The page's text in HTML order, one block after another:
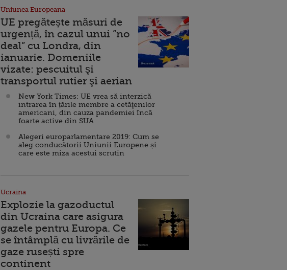
Uniunea Europeana
UE pregătește măsuri de
urgență, în cazul unui ”no
deal” cu Londra, din
ianuarie. Domeniile
vizate: pescuitul şi
transportul rutier şi aerian
New York Times: UE vrea să interzică
intrarea în țările membre a cetăţenilor
americani, din cauza pandemiei încă
foarte active din SUA
Alegeri europarlamentare 2019: Cum se
aleg conducătorii Uniunii Europene și
care este miza acestui scrutin
Ucraina
Explozie la gazoductul
din Ucraina care asigura
gazele pentru Europa. Ce
se întâmplă cu livrările de
gaze rusești spre
continent